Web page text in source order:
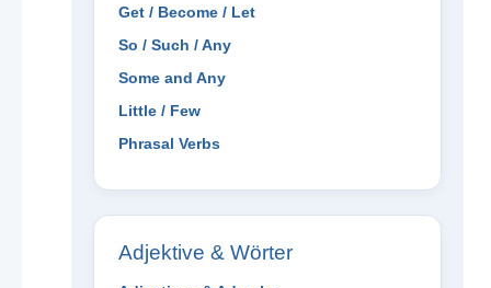
Get / Become / Let
So / Such / Any
Some and Any
Little / Few
Phrasal Verbs
Adjektive & Wörter